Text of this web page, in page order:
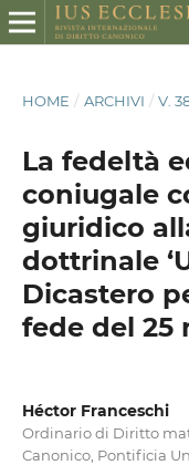
HOME / ARCHIVI / V.
La fedeltà
coniugale
giuridico
dottrinale
Dicastero
fede del 25
Héctor Franceschi
Ordinario di Diritto
Canonico, Pontificia